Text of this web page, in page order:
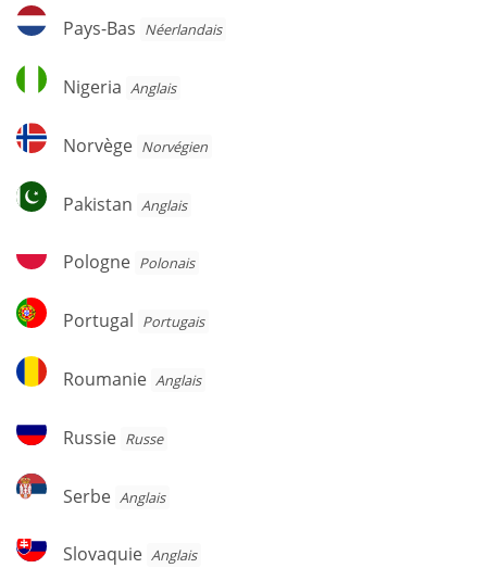
Pays-
Bas
Pays-Bas Néerlandais
Nigeria
Nigeria Anglais
Norvège
Norvège Norvégien
Pakistan
Pakistan Anglais
Pologne
Pologne Polonais
Portugal
Portugal Portugais
Roumanie
Roumanie Anglais
Russie
Russie Russe
Serbe
Serbe Anglais
Slovaquie
Slovaquie Anglais